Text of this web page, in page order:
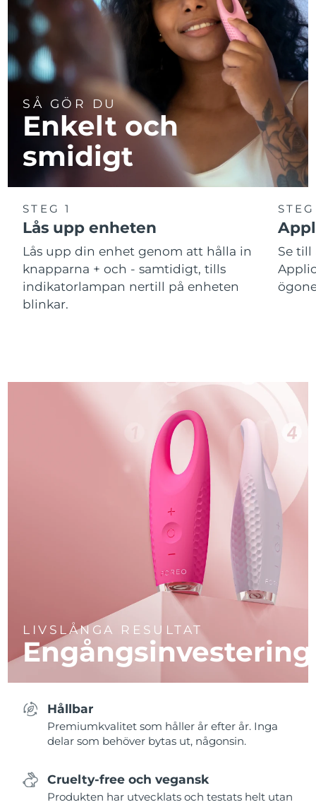
SÅ GÖR DU
Enkelt och
smidigt
STEG 1
Lås upp enheten
Lås upp din enhet genom att hålla in
knapparna + och - samtidigt, tills
indikatorlampan nertill på enheten
blinkar.
Se
LIVSLÅNGA RESULTAT
Engångsinvestering
Hållbar
Premiumkvalitet som håller år efter år. Inga
delar som behöver bytas ut, någonsin.
Cruelty-free och vegansk
Produkten har utvecklats och testats helt utan